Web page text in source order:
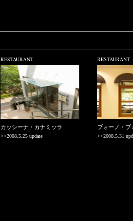
RESTAURANT
カッシーナ・カナミッラ
>>2008.5.25 update
RESTAURANT
ブォーノ・ブ
>>2008.5.31